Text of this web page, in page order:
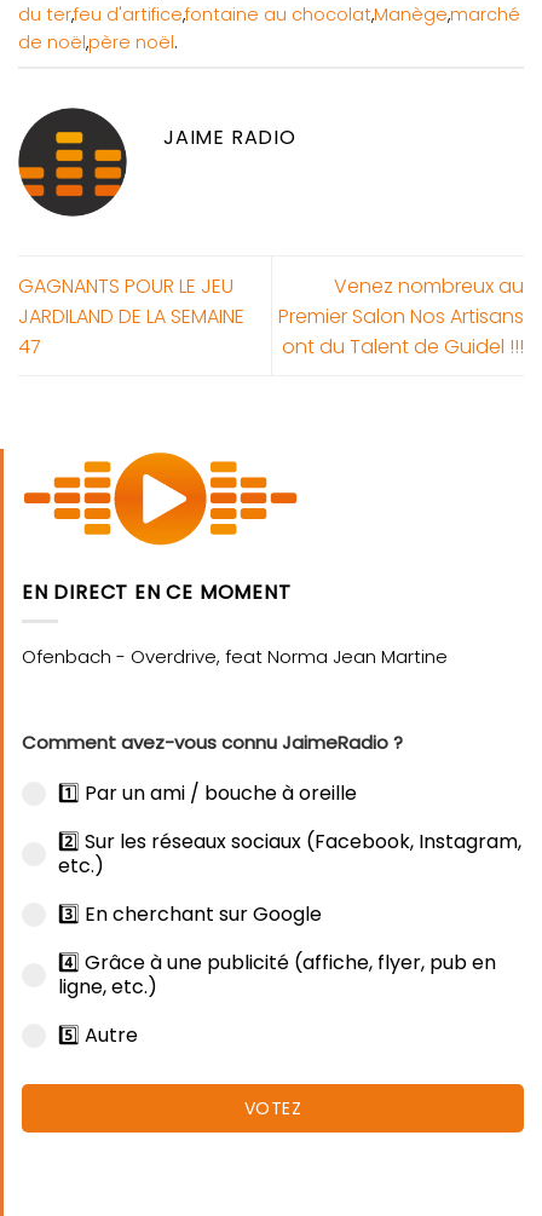
du ter,feu d'artifice,fontaine au chocolat,Manège,marché
de noël,père noël.
JAIME RADIO
GAGNANTS POUR LE JEU
JARDILAND DE LA SEMAINE
47
Venez nombreux au
Premier Salon Nos Artisans
ont du Talent de Guidel !!!
EN DIRECT EN CE MOMENT
Comment avez-vous connu JaimeRadio ?
1️⃣ Par un ami / bouche à oreille
2️⃣ Sur les réseaux sociaux (Facebook, Instagram,
etc.)
3️⃣ En cherchant sur Google
4️⃣ Grâce à une publicité (affiche, flyer, pub en
ligne, etc.)
5️⃣ Autre
VOTEZ